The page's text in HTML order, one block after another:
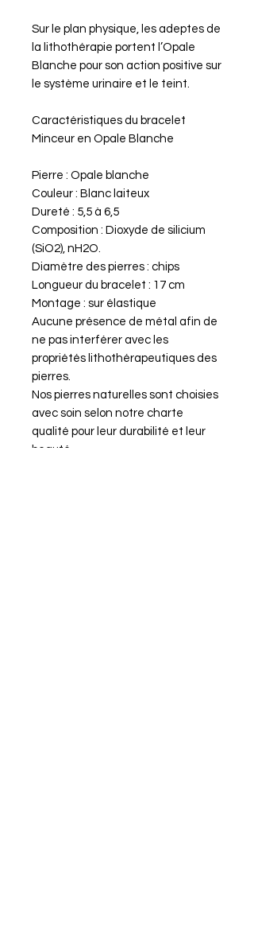
Sur le plan physique, les adeptes de
la lithothérapie portent l’Opale
Blanche pour son action positive sur
le système urinaire et le teint.
Caractéristiques du bracelet
Minceur en Opale Blanche
Pierre : Opale blanche
Couleur : Blanc laiteux
Dureté : 5,5 à 6,5
Composition : Dioxyde de silicium
(SiO2), nH2O.
Diamètre des pierres : chips
Longueur du bracelet : 17 cm
Montage : sur élastique
Aucune présence de métal afin de
ne pas interférer avec les
propriétés lithothérapeutiques des
pierres.
Nos pierres naturelles sont choisies
avec soin selon notre charte
qualité pour leur durabilité et leur
beauté.